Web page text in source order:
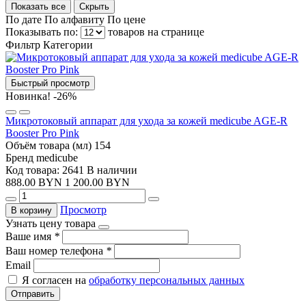
Показать все Скрыть
По дате По алфавиту По цене
Показывать по:
товаров на странице
Фильтр Категории
Быстрый просмотр
Новинка! -26%
Микротоковый аппарат для ухода за кожей medicube AGE-R
Booster Pro Pink
Объём товара (мл) 154
Бренд medicube
Код товара: 2641 В наличии
888.00 BYN 1 200.00 BYN
В корзину
Просмотр
Узнать цену товара
Ваше имя *
Ваш номер телефона *
Email
Я согласен на обработку персональных данных
Отправить